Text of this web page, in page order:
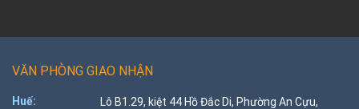
VĂN PHÒNG GIAO NHẬN
Huế:
Lô B1.29, kiệt 44 Hồ Đắc Di, Phường An Cựu,